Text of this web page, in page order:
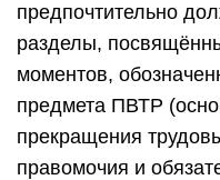
предпочтительно
разделы,
моментов,
предмета ПВТР
прекращения
правомочия и